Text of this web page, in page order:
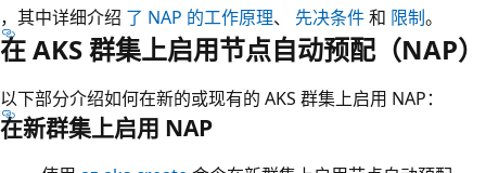
，其中详细介绍 了 NAP 的工作原理、 先决条件和 限制。
在 AKS 群集上启用节点自动预配（NAP）
以下部分介绍如何在新的或现有的 AKS 群集上启用 NAP：
在新群集上启用 NAP